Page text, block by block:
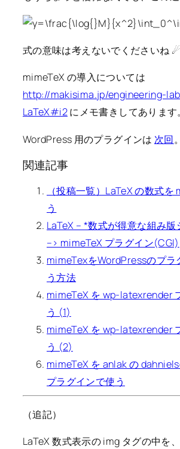
式の意味は考えないでくださいね ☄
mimeTeX の導入については
http://makisima.jp/engineering-
LaTeX#i2にメモ書きしてあります。
WordPress 用のプラグインは 次回。
関連記事
（投稿一覧）LaTeX の数式を
う
LaTeX – *数式が得意な組み版
–> mimeTeX プラグイン(CGI)
mimeTexをWordPressのプラ
う方法
mimeTeX を wp-latexrender
う (1)
mimeTeX を wp-latexrender
う (2)
mimeTeX を anlak の
プラグインで使う
（追記）
LaTeX 数式表示の img タグの中を